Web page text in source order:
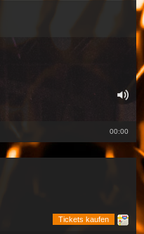
00:00
Tickets kaufen